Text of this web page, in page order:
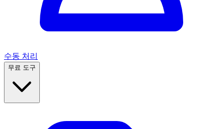
수동 처리
무료 도구